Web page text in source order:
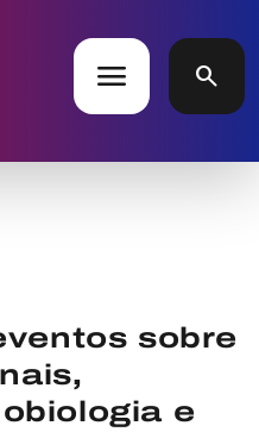
menu search
sobre
e